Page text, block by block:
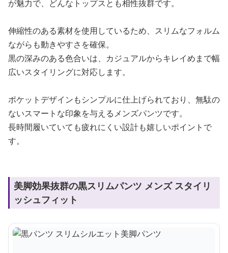
が魅力で、どんなトップスとも相性抜群です。
伸縮性のある素材を使用しているため、スリムなフォルム
ながらも動きやすさを確保。
黒の深みのある色合いは、カジュアルからキレイめまで幅
広いスタイリングに対応します。
ポケットデザインもシンプルに仕上げられており、無駄の
ないスマートな印象を与えるメンズパンツです。
長時間履いていても疲れにくい設計も嬉しいポイントで
す。
美脚効果抜群の黒スリムパンツ メンズ スタイリ
ッシュフィット